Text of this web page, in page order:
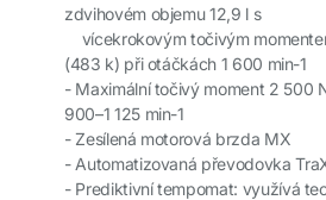
zdvihovém objemu 12,9 l s
vícekrokovým točivým
(483 k) při otáčkách 1 600 min-1
- Maximální točivý moment 2 500
900–1 125 min-1
-Zesílená motorová brzda MX
- Automatizovaná převodovka
- Prediktivní tempomat: využívá